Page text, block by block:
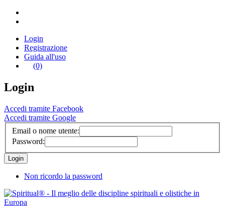
Login
Registrazione
Guida all'uso
(0)
Login
Accedi tramite Facebook
Accedi tramite Google
Email o nome utente:
Password:
Non ricordo la password